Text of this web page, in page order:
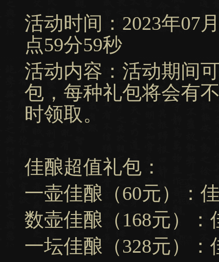
活动时间：2023年07
点59分59秒
活动内容：活动期间
包，每种礼包将会有
时领取。
佳酿超值礼包：
一壶佳酿（60元）：
数壶佳酿（168元）：
一坛佳酿（328元）